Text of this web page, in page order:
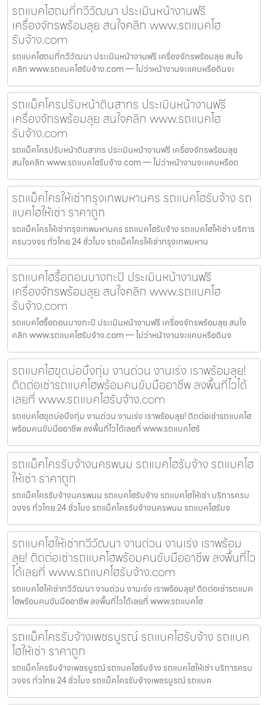
รถแบคโฮถมที่ทวีวัฒนา ประเมินหน้างานฟรี
เครื่องจักรพร้อมลุย สนใจคลิก www.รถแบคโฮ
รับจ้าง.com
รถแบคโฮถมที่ทวีวัฒนา ประเมินหน้างานฟรี เครื่องจักรพร้อมลุย สนใจ
คลิก www.รถแบคโฮรับจ้าง.com — ไม่ว่าหน้างานจะแคบหรือดินจะ
รถแม็คโครปรับหน้าดินสาทร ประเมินหน้างานฟรี
เครื่องจักรพร้อมลุย สนใจคลิก www.รถแบคโฮ
รับจ้าง.com
รถแม็คโครปรับหน้าดินสาทร ประเมินหน้างานฟรี เครื่องจักรพร้อมลุย
สนใจคลิก www.รถแบคโฮรับจ้าง.com — ไม่ว่าหน้างานจะแคบหรือด
รถแม็คโครให้เช่ากรุงเทพมหานคร รถแบคโฮรับจ้าง รถ
แบคโฮให้เช่า ราคาถูก
รถแม็คโครให้เช่ากรุงเทพมหานคร รถแบคโฮรับจ้าง รถแบคโฮให้เช่า บริการ
ครบวงจร ทั่วไทย 24 ชั่วโมง รถแม็คโครให้เช่ากรุงเทพมหาน
รถแบคโฮรื้อถอนบางกะปิ ประเมินหน้างานฟรี
เครื่องจักรพร้อมลุย สนใจคลิก www.รถแบคโฮ
รับจ้าง.com
รถแบคโฮรื้อถอนบางกะปิ ประเมินหน้างานฟรี เครื่องจักรพร้อมลุย สนใจ
คลิก www.รถแบคโฮรับจ้าง.com — ไม่ว่าหน้างานจะแคบหรือดินจ
รถแบคโฮขุดบ่อบึงกุ่ม งานด่วน งานเร่ง เราพร้อมลุย!
ติดต่อเช่ารถแบคโฮพร้อมคนขับมืออาชีพ ลงพื้นที่ไวได้
เลยที่ www.รถแบคโฮรับจ้าง.com
รถแบคโฮขุดบ่อบึงกุ่ม งานด่วน งานเร่ง เราพร้อมลุย! ติดต่อเช่ารถแบคโฮ
พร้อมคนขับมืออาชีพ ลงพื้นที่ไวได้เลยที่ www.รถแบคโฮรั
รถแม็คโครรับจ้างนครพนม รถแบคโฮรับจ้าง รถแบคโฮ
ให้เช่า ราคาถูก
รถแม็คโครรับจ้างนครพนม รถแบคโฮรับจ้าง รถแบคโฮให้เช่า บริการครบ
วงจร ทั่วไทย 24 ชั่วโมง รถแม็คโครรับจ้างนครพนม รถแบคโฮรับจ
รถแบคโฮให้เช่าทวีวัฒนา งานด่วน งานเร่ง เราพร้อม
ลุย! ติดต่อเช่ารถแบคโฮพร้อมคนขับมืออาชีพ ลงพื้นที่ไว
ได้เลยที่ www.รถแบคโฮรับจ้าง.com
รถแบคโฮให้เช่าทวีวัฒนา งานด่วน งานเร่ง เราพร้อมลุย! ติดต่อเช่ารถแบค
โฮพร้อมคนขับมืออาชีพ ลงพื้นที่ไวได้เลยที่ www.รถแบคโฮ
รถแม็คโครรับจ้างเพชรบูรณ์ รถแบคโฮรับจ้าง รถแบค
โฮให้เช่า ราคาถูก
รถแม็คโครรับจ้างเพชรบูรณ์ รถแบคโฮรับจ้าง รถแบคโฮให้เช่า บริการครบ
วงจร ทั่วไทย 24 ชั่วโมง รถแม็คโครรับจ้างเพชรบูรณ์ รถแบค